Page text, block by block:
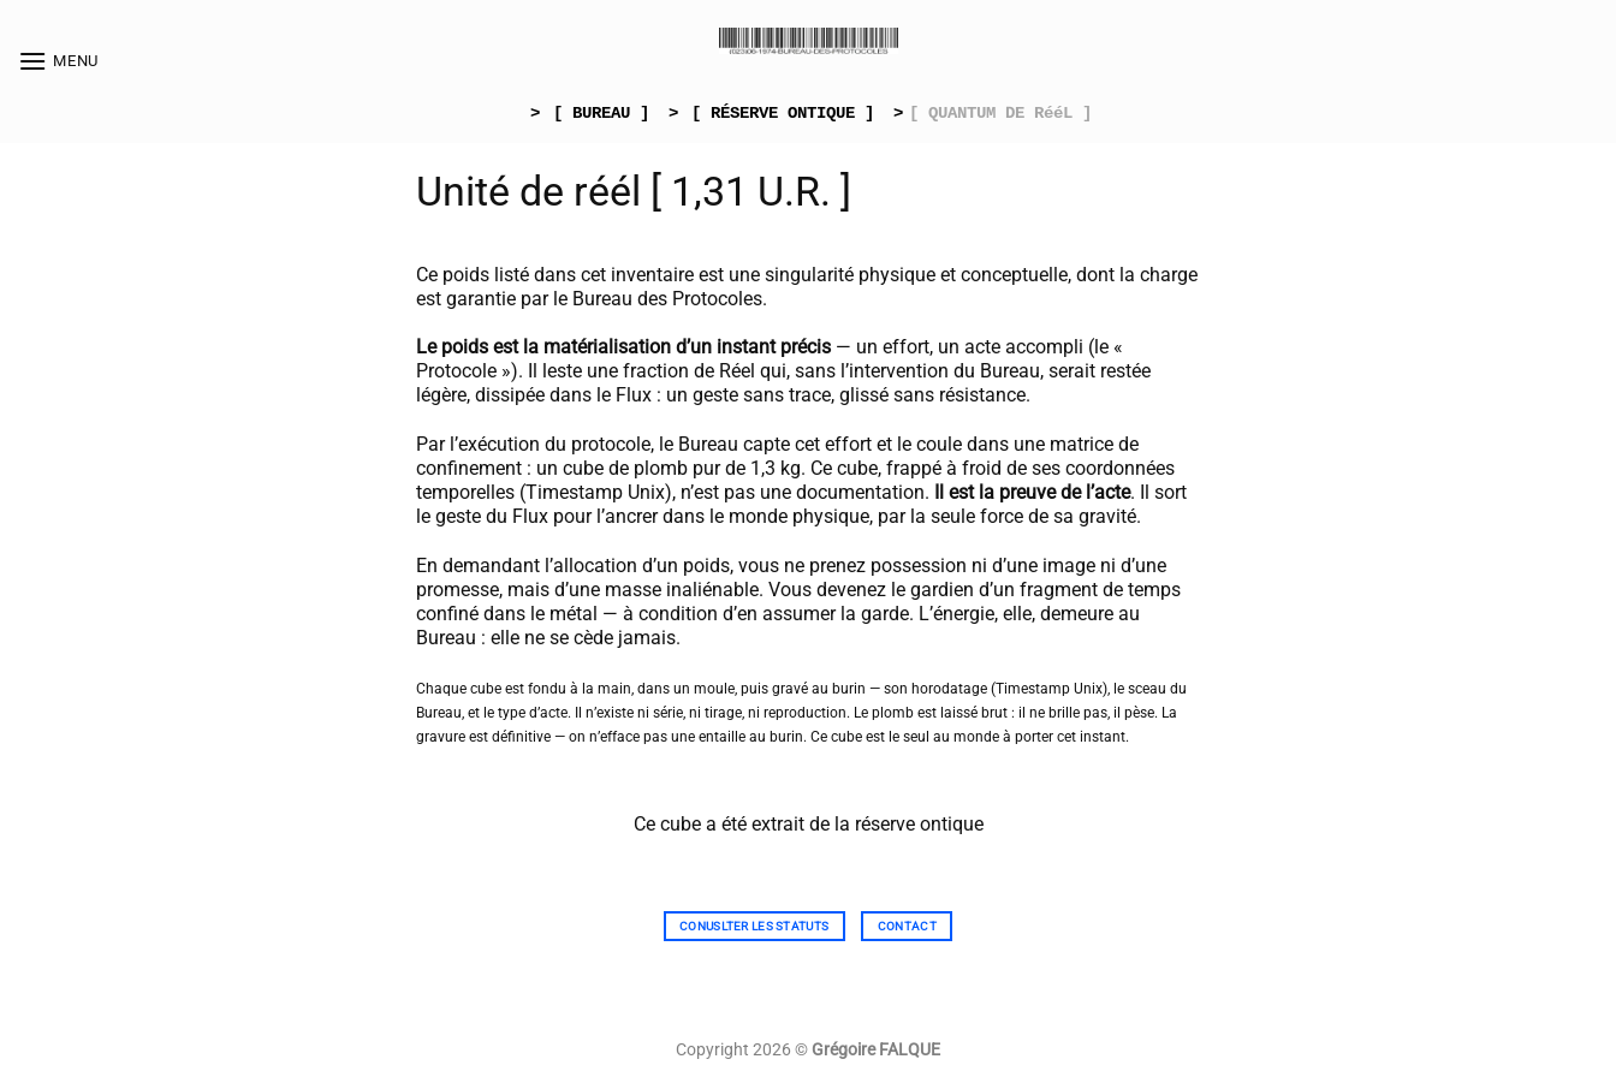
contenu
MENU
> [ BUREAU ] > [ RÉSERVE ONTIQUE ] > [ QUANTUM DE RééL ]
Unité de réél [ 1,31 U.R. ]
Ce poids listé dans cet inventaire est une singularité physique et conceptuelle, dont la charge
est garantie par le Bureau des Protocoles.
Le poids est la matérialisation d’un instant précis— un effort, un acte accompli (le «
Protocole »). Il leste une fraction de Réel qui, sans l’intervention du Bureau, serait restée
légère, dissipée dans le Flux : un geste sans trace, glissé sans résistance.
Par l’exécution du protocole, le Bureau capte cet effort et le coule dans une matrice de
confinement : un cube de plomb pur de 1,3 kg. Ce cube, frappé à froid de ses coordonnées
temporelles (Timestamp Unix), n’est pas une documentation.
Il est la preuve de l’acte. Il sort
le geste du Flux pour l’ancrer dans le monde physique, par la seule force de sa gravité.
En demandant l’allocation d’un poids, vous ne prenez possession ni d’une image ni d’une
promesse, mais d’une masse inaliénable. Vous devenez le gardien d’un fragment de temps
confiné dans le métal — à condition d’en assumer la garde. L’énergie, elle, demeure au
Bureau : elle ne se cède jamais.
Chaque cube est fondu à la main, dans un moule, puis gravé au burin — son horodatage (Timestamp Unix), le sceau du
Bureau, et le type d’acte. Il n’existe ni série, ni tirage, ni reproduction. Le plomb est laissé brut : il ne brille pas, il pèse. La
gravure est définitive — on n’efface pas une entaille au burin. Ce cube est le seul au monde à porter cet instant.
Ce cube a été extrait de la réserve ontique
CONUSLTER LES STATUTS CONTACT
Copyright 2026 © Grégoire FALQUE